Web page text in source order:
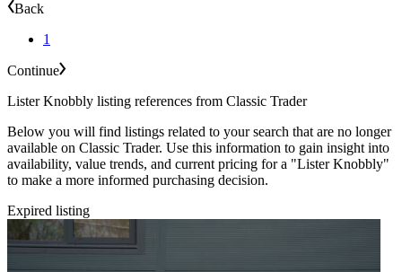
Back
1
Continue
Lister Knobbly listing references from Classic Trader
Below you will find listings related to your search that are no longer
available on Classic Trader. Use this information to gain insight into
availability, value trends, and current pricing for a "Lister Knobbly"
to make a more informed purchasing decision.
Expired listing